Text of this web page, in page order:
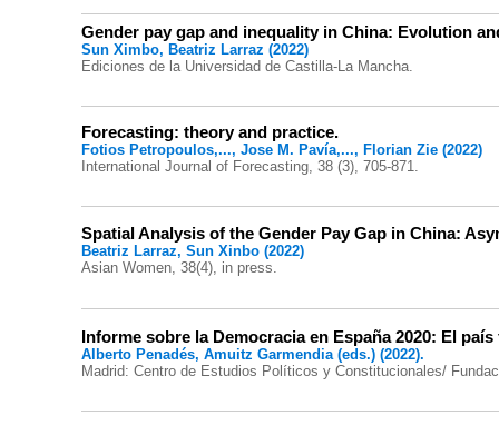
Gender pay gap and inequality in China: Evolution
Sun Ximbo, Beatriz Larraz (2022)
Ediciones de la Universidad de Castilla-La Mancha.
Forecasting: theory and practice.
Fotios Petropoulos,..., Jose M. Pavía,..., Florian Zie (2022)
International Journal of Forecasting, 38 (3), 705-871.
Spatial Analysis of the Gender Pay Gap in China:
Beatriz Larraz, Sun Xinbo (2022)
Asian Women, 38(4), in press.
Informe sobre la Democracia en España 2020: El
Alberto Penadés, Amuitz Garmendia (eds.) (2022).
Madrid: Centro de Estudios Políticos y Constitucionales/